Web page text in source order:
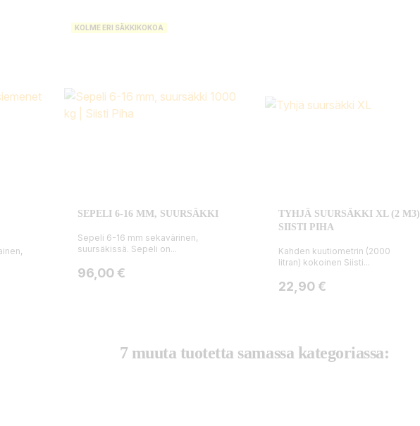
KOLME ERI SÄKKIKOKOA
SEPELI 6-16 MM, SUURSÄKKI
Sepeli 6-16 mm sekavärinen,
suursäkissä. Sepeli on...
Hinta
96,00 €
TYHJÄ SUURSÄKKI XL (2 M3)
SIISTI PIHA
Kahden kuutiometrin (2000
litran) kokoinen Siisti...
Hinta
22,90 €
7 muuta tuotetta samassa kategoriassa: